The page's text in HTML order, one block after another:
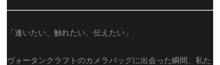
「逢いたい、触れたい、伝えたい」
ヴォータンクラフトのカメラバッグに出会った瞬間、私た